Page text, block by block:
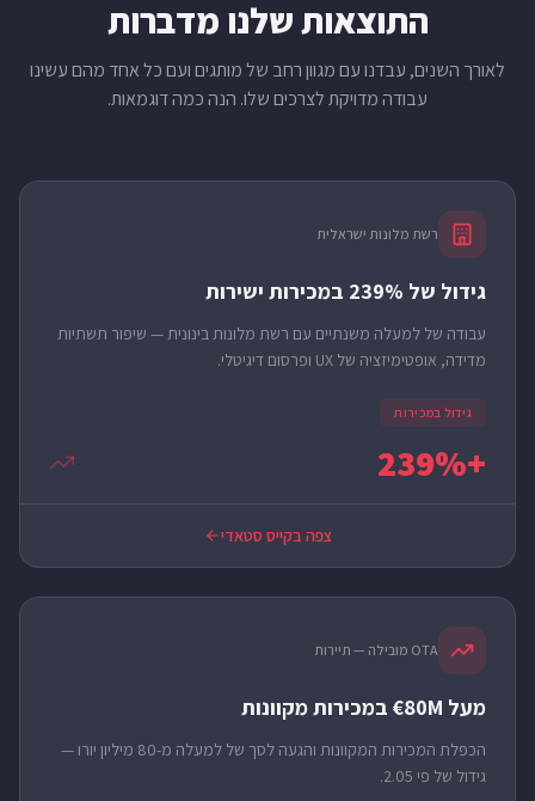
התוצאות שלנו מדברות
לאורך השנים, עבדנו עם מגוון רחב של מותגים ועם כל אחד מהם עשינו
עבודה מדויקת לצרכים שלו. הנה כמה דוגמאות.
רשת מלונות ישראלית
גידול של 239% במכירות ישירות
עבודה של למעלה משנתיים עם רשת מלונות בינונית — שיפור תשתיות
מדידה, אופטימיזציה של UX ופרסום דיגיטלי.
גידול במכירות
+239%
צפה בקייס סטאדי
OTA מובילה — תיירות
מעל 80M€ במכירות מקוונות
הכפלת המכירות המקוונות והגעה לסך של למעלה מ-80 מיליון יורו —
גידול של פי 2.05.